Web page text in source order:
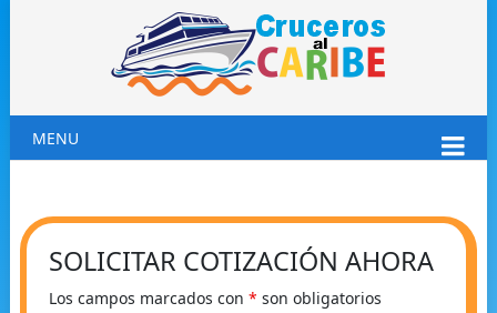
MENU
SOLICITAR COTIZACIÓN AHORA
Los campos marcados con * son obligatorios